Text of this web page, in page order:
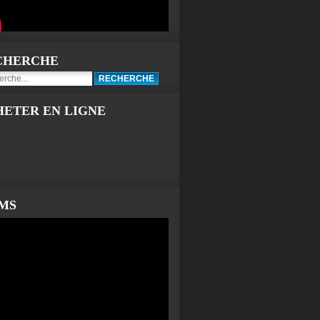
EN LIGNE